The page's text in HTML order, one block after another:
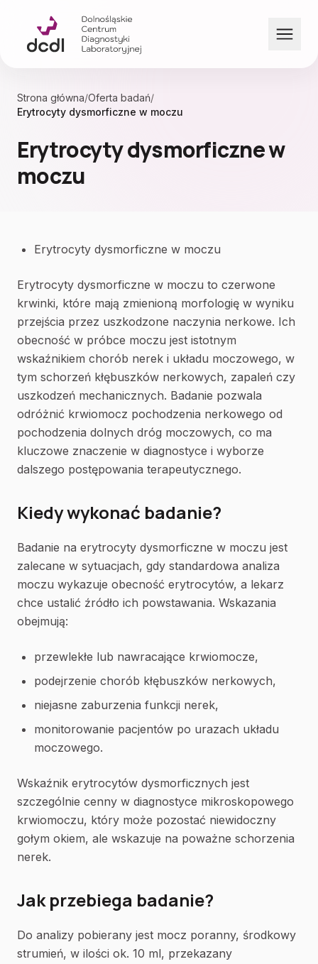
Strona główna/Oferta badań/
Erytrocyty dysmorficzne w moczu
Erytrocyty dysmorficzne w
moczu
Erytrocyty dysmorficzne w moczu
Erytrocyty dysmorficzne w moczu to czerwone
krwinki, które mają zmienioną morfologię w wyniku
przejścia przez uszkodzone naczynia nerkowe. Ich
obecność w próbce moczu jest istotnym
wskaźnikiem chorób nerek i układu moczowego, w
tym schorzeń kłębuszków nerkowych, zapaleń czy
uszkodzeń mechanicznych. Badanie pozwala
odróżnić krwiomocz pochodzenia nerkowego od
pochodzenia dolnych dróg moczowych, co ma
kluczowe znaczenie w diagnostyce i wyborze
dalszego postępowania terapeutycznego.
Kiedy wykonać badanie?
Badanie na erytrocyty dysmorficzne w moczu jest
zalecane w sytuacjach, gdy standardowa analiza
moczu wykazuje obecność erytrocytów, a lekarz
chce ustalić źródło ich powstawania. Wskazania
obejmują:
przewlekłe lub nawracające krwiomocze,
podejrzenie chorób kłębuszków nerkowych,
niejasne zaburzenia funkcji nerek,
monitorowanie pacjentów po urazach układu
moczowego.
Wskaźnik erytrocytów dysmorficznych jest
szczególnie cenny w diagnostyce mikroskopowego
krwiomoczu, który może pozostać niewidoczny
gołym okiem, ale wskazuje na poważne schorzenia
nerek.
Jak przebiega badanie?
Do analizy pobierany jest mocz poranny, środkowy
strumień, w ilości ok. 10 ml, przekazany